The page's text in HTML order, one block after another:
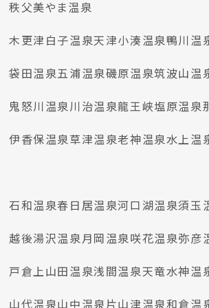
秩父美やま温泉
木更津白子温泉天津小湊温泉鴨川温
袋田温泉五浦温泉磯原温泉筑波山温
鬼怒川温泉川治温泉龍王峡塩原温泉
伊香保温泉草津温泉老神温泉水上温
石和温泉春日居温泉河口湖温泉須玉
越後湯沢温泉月岡温泉咲花温泉弥彦
戸倉上山田温泉浅間温泉天竜水神温
山代温泉山中温泉片山津温泉和倉温